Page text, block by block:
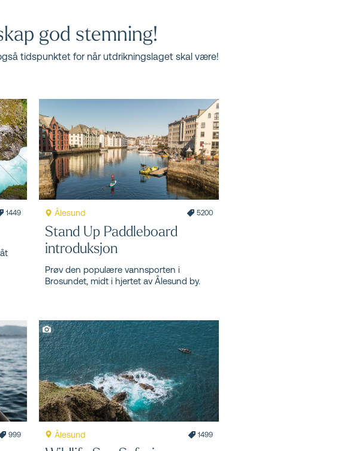
god stemning!
tidspunktet for når utdrikningslaget skal være!
1449 Ålesund 5200
Stand Up Paddleboard
introduksjon
Prøv den populære vannsporten i
Brosundet, midt i hjertet av Ålesund by.
999 Ålesund 1499